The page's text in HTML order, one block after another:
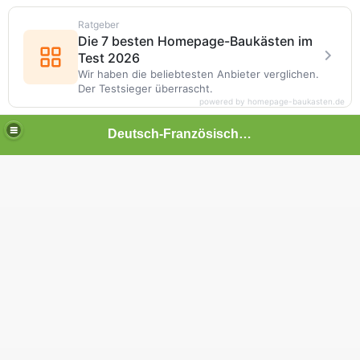
Deutsch-Französischer Partnerschaftsverein Küps-Plouay e.V.
Ratgeber
Die 7 besten Homepage-Baukästen im
Test 2026
Wir haben die beliebtesten Anbieter verglichen.
Der Testsieger überrascht.
powered by homepage-baukasten.de